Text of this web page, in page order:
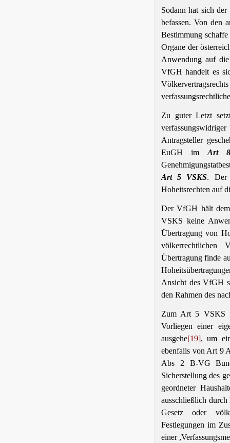
Sodann hat sich
befassen. Von den
Bestimmung
Organe der
Anwendung auf
VfGH handelt es
Zu guter Letzt
Antragsteller
EuGH im Art
Art 5 VSKS. Der
Hoheitsrechten auf
Der VfGH hält
VSKS keine
Übertragung von
völkerrechtlichen
Übertragung finde
Ansicht des VfGH
den Rahmen des
Zum Art 5 VSKS
Vorliegen einer
ausgehe[19], um
ebenfalls von Art 9
Abs 2 B-VG
Sicherstellung des
geordneter
ausschließlich durch
Gesetz oder
Festlegungen im
einer